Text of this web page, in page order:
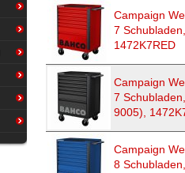
Campaign
7
1472K7RED
Campaign
7
9005),
Campaign
8